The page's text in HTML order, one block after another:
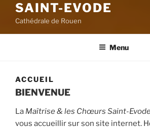
SAINT-EVODE
Cathédrale de Rouen
Menu
ACCUEIL
BIENVENUE
La Maîtrise & les Chœurs Saint-
vous accueillir sur son site internet.